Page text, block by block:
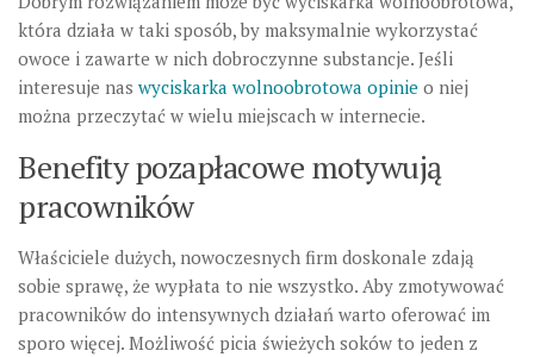
która działa w taki sposób, by maksymalnie wykorzystać
owoce i zawarte w nich dobroczynne substancje. Jeśli
interesuje nas wyciskarka wolnoobrotowa opinie o niej
można przeczytać w wielu miejscach w internecie.
Benefity pozapłacowe motywują
pracowników
Właściciele dużych, nowoczesnych firm doskonale zdają
sobie sprawę, że wypłata to nie wszystko. Aby zmotywować
pracowników do intensywnych działań warto oferować im
sporo więcej. Możliwość picia świeżych soków to jeden z